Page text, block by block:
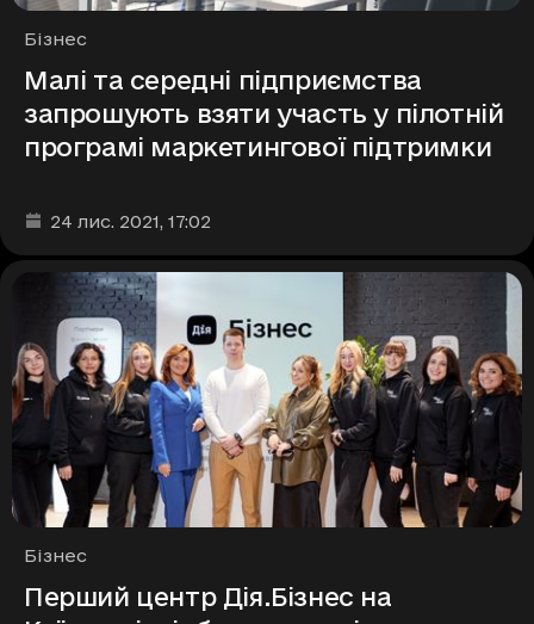
Рубрики
Бізнес
Малі та середні підприємства
запрошують взяти участь у пілотній
програмі маркетингової підтримки
Дата та час публікації
24 лис. 2021, 17:02
Рубрики
Бізнес
Перший центр Дія.Бізнес на